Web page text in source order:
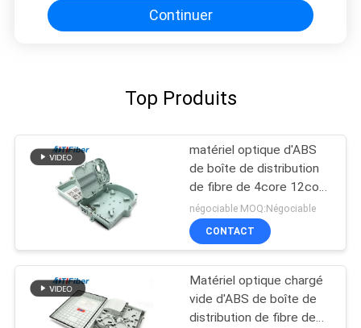
Continuer
Top Produits
matériel optique d'ABS
de boîte de distribution
de fibre de 4core 12core
24core 48core
négociable MOQ:Négociable
CONTACT
Matériel optique chargé
vide d'ABS de boîte de
distribution de fibre de